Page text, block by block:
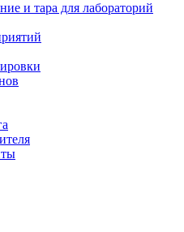
и тара для лабораторий